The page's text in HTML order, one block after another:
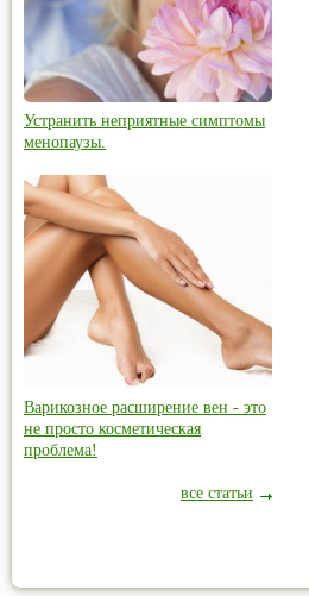
Устранить неприятные симптомы
менопаузы.
Варикозное расширение вен - это
не просто косметическая
проблема!
все статьи